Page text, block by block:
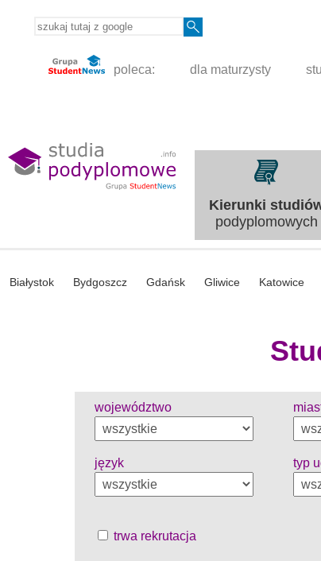
poleca: dla maturzysty
Kierunki
podyplomowych
Białystok Bydgoszcz Gdańsk Gliwice Katowice
województwo
język typ
trwa rekrutacja